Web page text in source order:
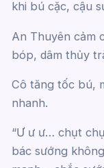
khi bú cặc, cậu
An Thuyên cảm
bóp, dâm thủy
Cô tăng tốc bú,
nhanh.
“Ư ư ư… chụt
bác sướng